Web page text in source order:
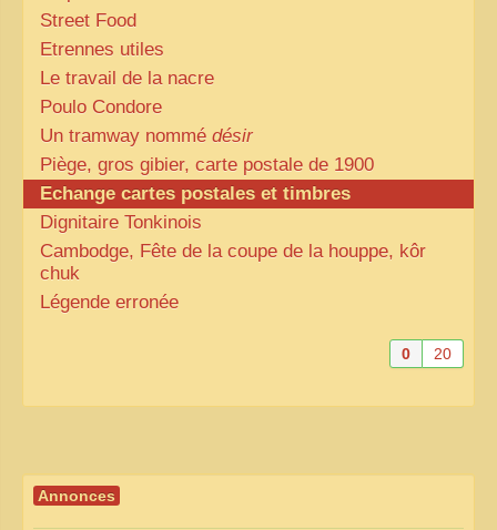
Street Food
Etrennes utiles
Le travail de la nacre
Poulo Condore
Un tramway nommé désir
Piège, gros gibier, carte postale de 1900
Echange cartes postales et timbres
Dignitaire Tonkinois
Cambodge, Fête de la coupe de la houppe, kôr
chuk
Légende erronée
0 20
Annonces